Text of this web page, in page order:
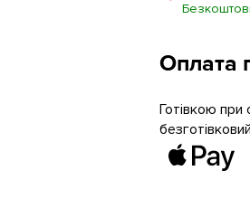
Оплата
Готівкою при